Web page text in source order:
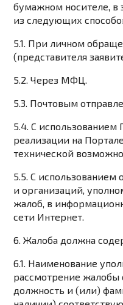
бумажном носителе,
из следующих
5.1. При личном
(представителя
5.2. Через МФЦ.
5.3. Почтовым
5.4. С использованием
реализации на
технической
5.5. С использованием
и организаций,
жалоб, в
сети Интернет.
6. Жалоба должна
6.1. Наименование
рассмотрение жалобы
должность и (или)